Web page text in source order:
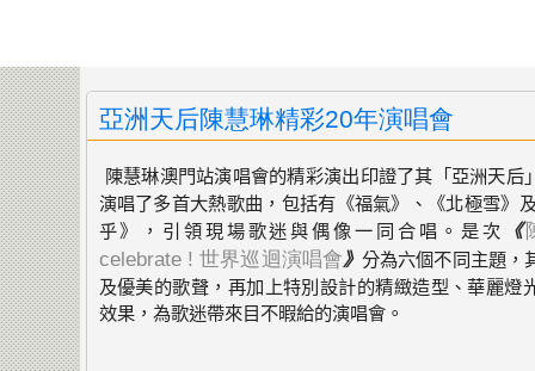
亞洲天后陳慧琳精彩20年演唱會
陳慧琳澳門站演唱會的精彩演出印證了其「亞洲天后
演唱了多首大熱歌曲，包括有 《福氣》 、 《北極雪》
乎》 ，引領現場歌迷與偶像一同合唱。是次 《
celebrate ! 世界巡迴演唱會》 分為六個不同主題，
及優美的歌聲， 再加上特別設計的精緻造型、華麗燈
效果， 為歌迷帶來目不暇給的演唱會。